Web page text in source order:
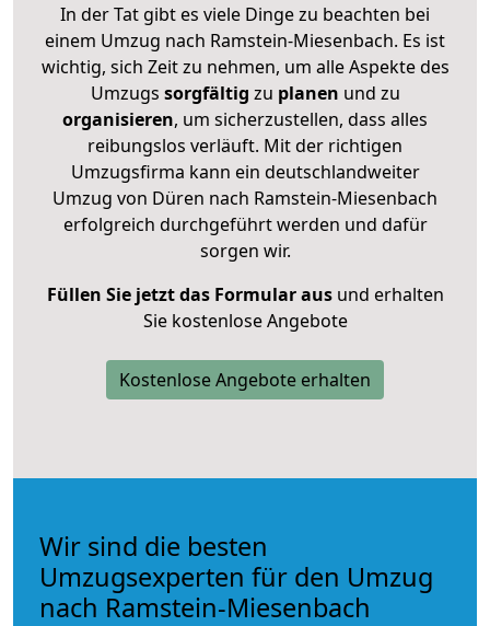
In der Tat gibt es viele Dinge zu beachten bei
einem Umzug nach Ramstein-Miesenbach. Es ist
wichtig, sich Zeit zu nehmen, um alle Aspekte des
Umzugs sorgfältig zu planen und zu
organisieren, um sicherzustellen, dass alles
reibungslos verläuft. Mit der richtigen
Umzugsfirma kann ein deutschlandweiter
Umzug von Düren nach Ramstein-Miesenbach
erfolgreich durchgeführt werden und dafür
sorgen wir.
Füllen Sie jetzt das Formular ausund erhalten
Sie kostenlose Angebote
Kostenlose Angebote erhalten
Wir sind die besten
Umzugsexperten für den Umzug
nach Ramstein-Miesenbach